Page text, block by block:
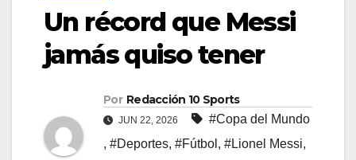
Un récord que Messi
jamás quiso tener
Por Redacción 10 Sports
JUN 22, 2026
#Copa del Mundo
, #Deportes, #Fútbol , #Lionel Messi,